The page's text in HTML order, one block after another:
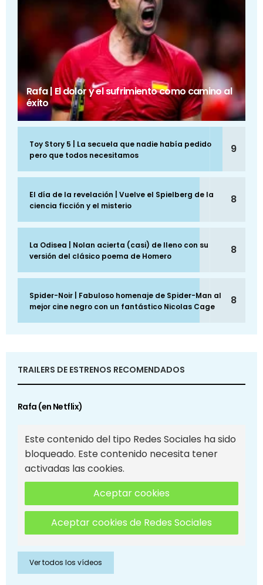
Rafa | El dolor y el sufrimiento como camino al
éxito
Toy Story 5 | La secuela que nadie había pedido
pero que todos necesitamos
9
El día de la revelación | Vuelve el Spielberg de la
ciencia ficción y el misterio
8
La Odisea | Nolan acierta (casi) de lleno con su
versión del clásico poema de Homero
8
Spider-Noir | Fabuloso homenaje de Spider-Man al
mejor cine negro con un fantástico Nicolas Cage
8
TRAILERS DE ESTRENOS RECOMENDADOS
Rafa (en Netflix)
Este contenido del tipo Redes Sociales ha sido
bloqueado. Este contenido necesita tener
activadas las cookies.
Aceptar cookies
Aceptar cookies de Redes Sociales
Ver todos los vídeos